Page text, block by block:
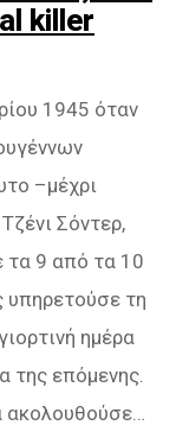
killer
1945 όταν
–μέχρι
Σόντερ,
τα 9 από τα 10
υπηρετούσε τη
ημέρα
της επόμενης.